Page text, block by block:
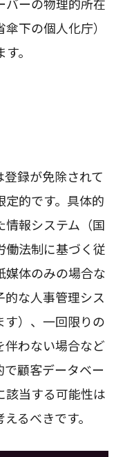
下の個人化庁）
。
録が免除されて
定的です。具体的
情報システム（国
働法制に基づく従
媒体のみの場合な
的な人事管理シス
す）、一回限りの
伴わない場合など
顧客データベー
該当する可能性は
るべきです。